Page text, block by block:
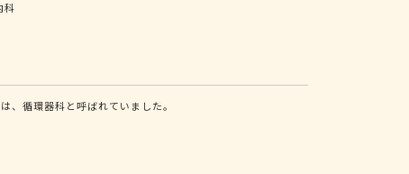
科
循環器科と呼ばれていました。